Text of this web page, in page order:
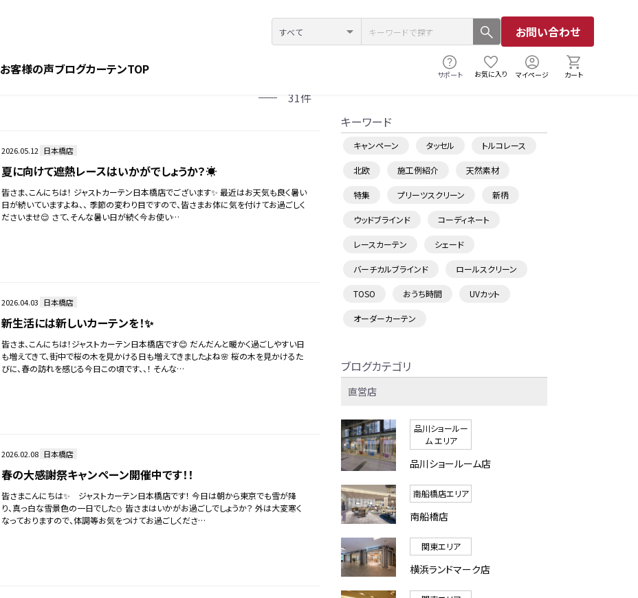
お問い合わせ
お客様の声ブログカーテンTOP サポート お気に入り マイページ カート
31件
2026.05.12 日本橋店
夏に向けて遮熱レースはいかがでしょうか？☀️
皆さま、こんにちは！ ジャストカーテン日本橋店でございます✨ 最近はお天気も良く暑い
日が続いていますよね、、 季節の変わり目ですので、皆さまお体に気を付けてお過ごしく
ださいませ😌 さて、そんな暑い日が続く今お使い…
2026.04.03 日本橋店
新生活には新しいカーテンを！✨
皆さま、こんにちは！ジャストカーテン日本橋店です😊 だんだんと暖かく過ごしやすい日
も増えてきて、街中で桜の木を見かける日も増えてきましたよね🌸 桜の木を見かけるた
びに、春の訪れを感じる今日この頃です、、！ そんな…
2026.02.08 日本橋店
春の大感謝祭キャンペーン開催中です！！
皆さまこんにちは✨ ジャストカーテン日本橋店です！ 今日は朝から東京でも雪が降
り、真っ白な雪景色の一日でした⛄ 皆さまはいかがお過ごしでしょうか？ 外は大変寒く
なっておりますので、体調等お気をつけてお過ごしくださ…
キーワード
キャンペーン タッセル トルコレース
北欧 施工例紹介 天然素材
特集 プリーツスクリーン 新柄
ウッドブラインド コーディネート
レースカーテン シェード
バーチカルブラインド ロールスクリーン
TOSO おうち時間 UVカット
オーダーカーテン
ブログカテゴリ
直営店
品川ショールー
ム エリア
品川ショールーム店
南船橋店エリア
南船橋店
関東エリア
横浜ランドマーク店